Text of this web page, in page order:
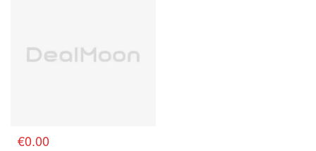
€0.00